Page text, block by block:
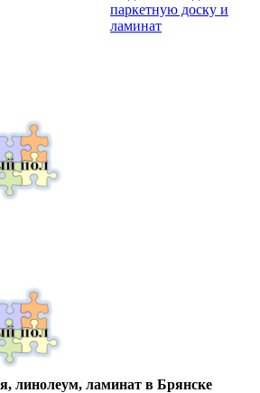
паркетную доску и
ламинат
линолеум, ламинат в Брянске